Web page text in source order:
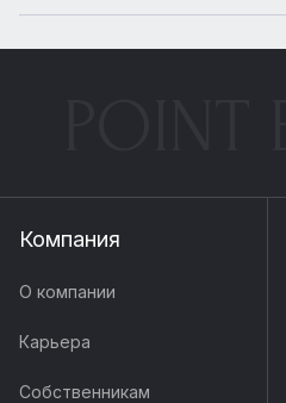
Компания
О компании
Карьера
Собственникам